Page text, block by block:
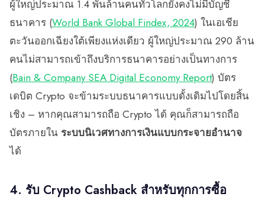
ผู้ใหญ่ประมาณ 1.4 พันล้านคนทั่วโลกยังคงไม่มีบัญชี
ธนาคาร (World Bank Global Findex, 2024) ในเอเชีย
ตะวันออกเฉียงใต้เพียงแห่งเดียว ผู้ใหญ่ประมาณ 290 ล้าน
คนไม่สามารถเข้าถึงบริการธนาคารอย่างเป็นทางการ
(Bain & Company SEA Digital Economy Report) บัตร
เดบิต Crypto จะข้ามระบบธนาคารแบบดั้งเดิมไปโดยสิ้น
เชิง – หากคุณสามารถถือ Crypto ได้ คุณก็สามารถถือ
บัตรภายใน ระบบนิเวศทางการเงินแบบกระจายอำนาจ
ได้
4. รับ Crypto Cashback สำหรับทุกการซื้อ